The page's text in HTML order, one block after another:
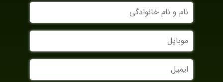
نام
و
نام
خانوادگی
موبایل
ایمیل